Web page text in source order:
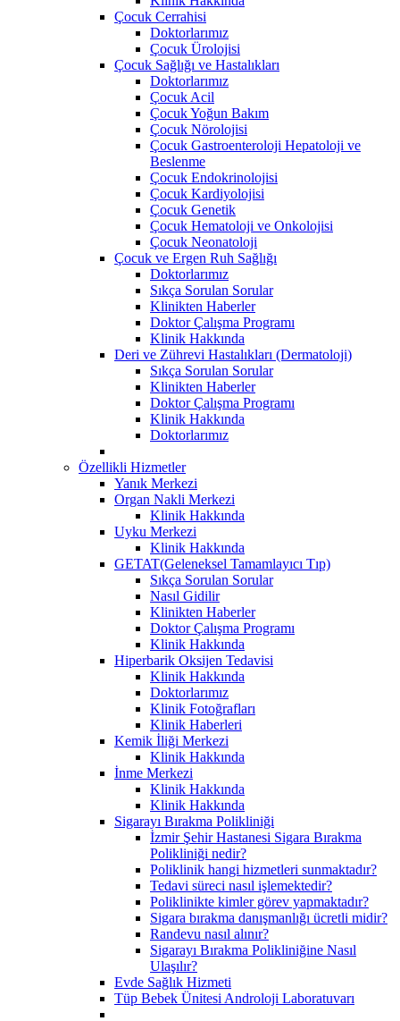
Çocuk Cerrahisi
Doktorlarımız
Çocuk Ürolojisi
Çocuk Sağlığı ve Hastalıkları
Doktorlarımız
Çocuk Acil
Çocuk Yoğun Bakım
Çocuk Nörolojisi
Çocuk Gastroenteroloji Hepatoloji ve
Beslenme
Çocuk Endokrinolojisi
Çocuk Kardiyolojisi
Çocuk Genetik
Çocuk Hematoloji ve Onkolojisi
Çocuk Neonatoloji
Çocuk ve Ergen Ruh Sağlığı
Doktorlarımız
Sıkça Sorulan Sorular
Klinikten Haberler
Doktor Çalışma Programı
Klinik Hakkında
Deri ve Zührevi Hastalıkları (Dermatoloji)
Sıkça Sorulan Sorular
Klinikten Haberler
Doktor Çalışma Programı
Klinik Hakkında
Doktorlarımız
Özellikli Hizmetler
Yanık Merkezi
Organ Nakli Merkezi
Klinik Hakkında
Uyku Merkezi
Klinik Hakkında
GETAT(Geleneksel Tamamlayıcı Tıp)
Sıkça Sorulan Sorular
Nasıl Gidilir
Klinikten Haberler
Doktor Çalışma Programı
Klinik Hakkında
Hiperbarik Oksijen Tedavisi
Klinik Hakkında
Doktorlarımız
Klinik Fotoğrafları
Klinik Haberleri
Kemik İliği Merkezi
Klinik Hakkında
İnme Merkezi
Klinik Hakkında
Klinik Hakkında
Sigarayı Bırakma Polikliniği
İzmir Şehir Hastanesi Sigara Bırakma
Polikliniği nedir?
Poliklinik hangi hizmetleri sunmaktadır?
Tedavi süreci nasıl işlemektedir?
Poliklinikte kimler görev yapmaktadır?
Sigara bırakma danışmanlığı ücretli midir?
Randevu nasıl alınır?
Sigarayı Bırakma Polikliniğine Nasıl
Ulaşılır?
Evde Sağlık Hizmeti
Tüp Bebek Ünitesi Androloji Laboratuvarı